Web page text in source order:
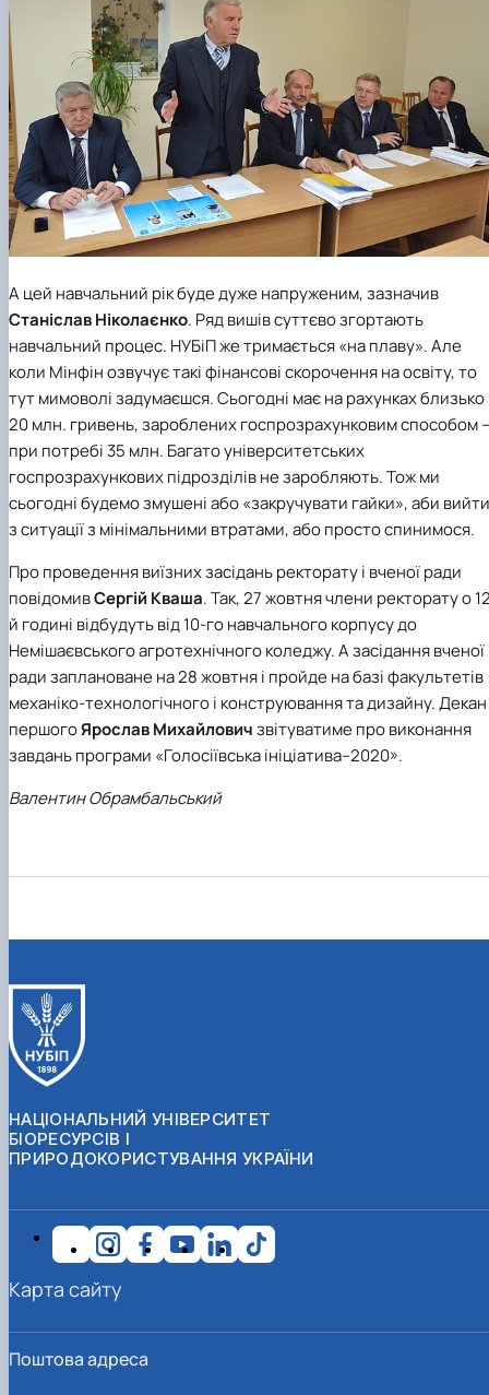
А цей навчальний рік буде дуже напруженим, зазначив
Станіслав Ніколаєнко. Ряд вишів суттєво згортають
навчальний процес. НУБіП же тримається «на плаву». Але
коли Мінфін озвучує такі фінансові скорочення на освіту, то
тут мимоволі задумаєшся. Сьогодні має на рахунках близько
20 млн. гривень, зароблених госпрозрахунковим способом –
при потребі 35 млн. Багато університетських
госпрозрахункових підрозділів не заробляють. Тож ми
сьогодні будемо змушені або «закручувати гайки», аби вийти
з ситуації з мінімальними втратами, або просто спинимося.
Про проведення виїзних засідань ректорату і вченої ради
повідомивСергій Кваша. Так, 27 жовтня члени ректорату о
й годині відбудуть від 10-го навчального корпусу до
Немішаєвського агротехнічного коледжу. А засідання вченої
ради заплановане на 28 жовтня і пройде на базі факультетів
механіко-технологічного і конструювання та дизайну. Декан
першогоЯрослав Михайловичзвітуватиме про виконання
завдань програми «Голосіївська ініціатива–2020».
Валентин Обрамбальський
НАЦІОНАЛЬНИЙ УНІВЕРСИТЕТ
БІОРЕСУРСІВ І
ПРИРОДОКОРИСТУВАННЯ УКРАЇНИ
Поштова адреса
Карта сайту